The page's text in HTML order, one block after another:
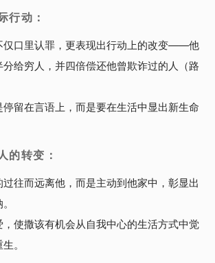
行动：
仅口里认罪，更表现出行动上的改变——他
给穷人，并四倍偿还他曾欺诈过的人（路
留在言语上，而是要在生活中显出新生命
的转变：
往而远离他，而是主动到他家中，彰显出
使撒该有机会从自我中心的生活方式中觉
。